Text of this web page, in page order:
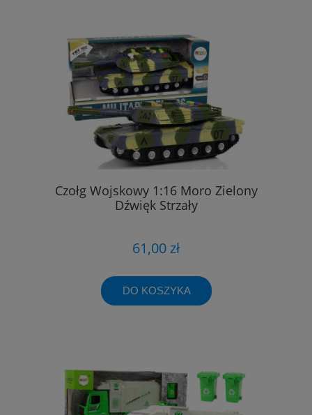
Czołg Wojskowy 1:16 Moro Zielony
Dźwięk Strzały
61,00 zł
DO KOSZYKA